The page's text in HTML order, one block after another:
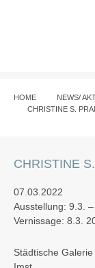
HOME NEWS/
CHRISTINE S.
CHRISTINE
07.03.2022
Ausstellung: 9.3.
Vernissage: 8.3.
Städtische